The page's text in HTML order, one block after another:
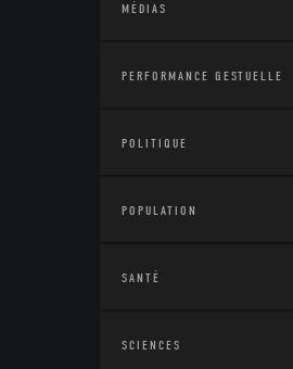
MÉDIAS
PERFORMANCE GESTUELLE
POLITIQUE
POPULATION
SANTÉ
SCIENCES